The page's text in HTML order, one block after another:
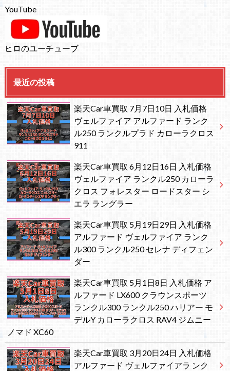
YouTube
ヒロのユーチューブ
最近の投稿
楽天Car車買取 7月7日10日 入札価格
ヴェルファイア アルファード ランク
ル250 ランクルプラド カローラクロス
911
楽天Car車買取 6月12日16日 入札価格
ヴェルファイア ランクル250 カローラ
クロス フォレスター ロードスター シ
エラ ラングラー
楽天Car車買取 5月19日29日 入札価格
アルファード ヴェルファイア ランク
ル300 ランクル250 セレナ ディフェン
ダー
楽天Car車買取 5月1日8日 入札価格 ア
ルファード LX600 クラウンスポーツ
ランクル300 ランクル250 ハリアー モ
デルY カローラクロス RAV4 ジムニー
ノマド XC60
楽天Car車買取 3月20日24日 入札価格
アルファード ヴェルファイアラ ンク